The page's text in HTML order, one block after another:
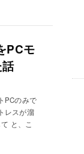
PCモ
PCのみで
レスが溜
と、こ